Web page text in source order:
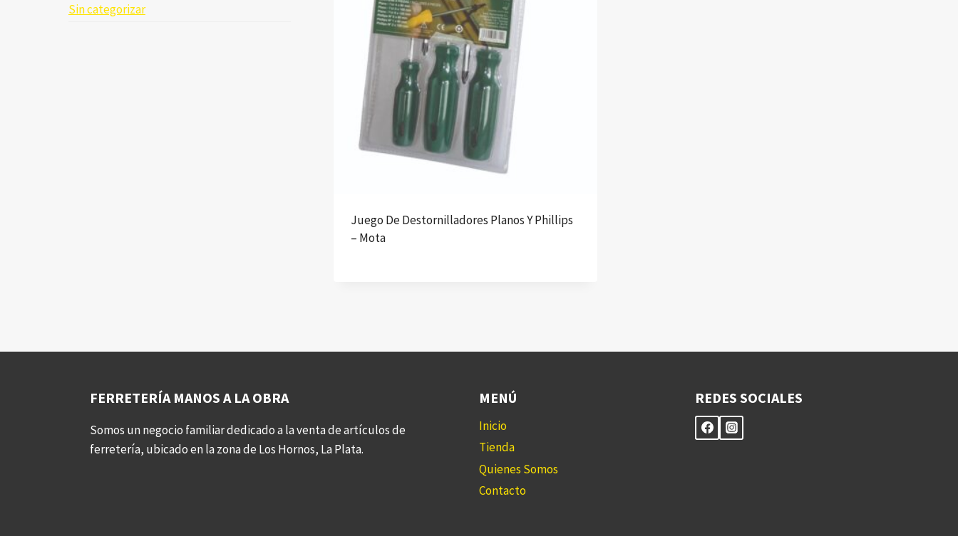
Juego De Destornilladores Planos Y Phillips
– Mota
Sin categorizar
FERRETERÍA MANOS A LA OBRA
Somos un negocio familiar dedicado a la venta de artículos de
ferretería, ubicado en la zona de Los Hornos, La Plata.
MENÚ
Inicio
Tienda
Quienes Somos
Contacto
REDES SOCIALES